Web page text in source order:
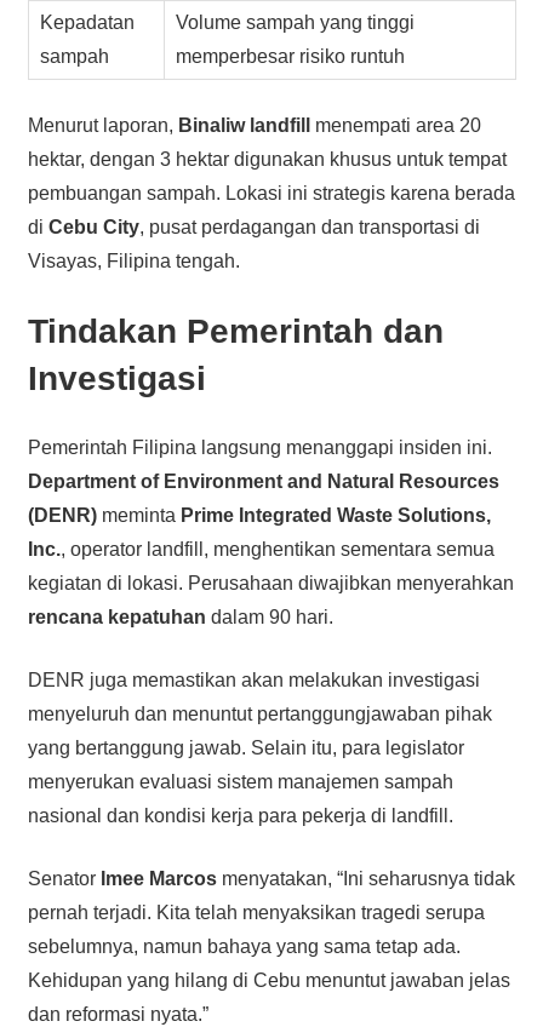
Kepadatan
sampah
Volume sampah yang tinggi
memperbesar risiko runtuh
Menurut laporan, Binaliw landfill
menempati area 20
hektar, dengan 3 hektar digunakan khusus untuk tempat
pembuangan sampah. Lokasi ini strategis karena berada
di Cebu City, pusat perdagangan dan transportasi di
Visayas, Filipina tengah.
Tindakan Pemerintah dan
Investigasi
Pemerintah Filipina langsung menanggapi insiden ini.
Department of Environment and Natural Resources
(DENR)meminta Prime Integrated Waste Solutions,
Inc., operator landfill, menghentikan sementara semua
kegiatan di lokasi. Perusahaan diwajibkan menyerahkan
rencana kepatuhan dalam 90 hari.
DENR juga memastikan akan melakukan investigasi
menyeluruh dan menuntut pertanggungjawaban pihak
yang bertanggung jawab. Selain itu, para legislator
menyerukan evaluasi sistem manajemen sampah
nasional dan kondisi kerja para pekerja di landfill.
Senator Imee Marcosmenyatakan, “Ini seharusnya tidak
pernah terjadi. Kita telah menyaksikan tragedi serupa
sebelumnya, namun bahaya yang sama tetap ada.
Kehidupan yang hilang di Cebu menuntut jawaban jelas
dan reformasi nyata.”